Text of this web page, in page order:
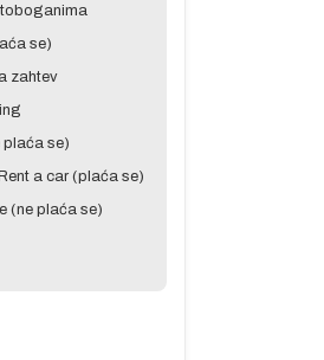
se)
zahtev
plaća se)
Rent a car (plaća se)
(ne plaća se)